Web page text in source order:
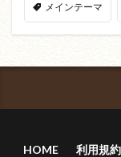
メインテーマ
HOME 利用規約